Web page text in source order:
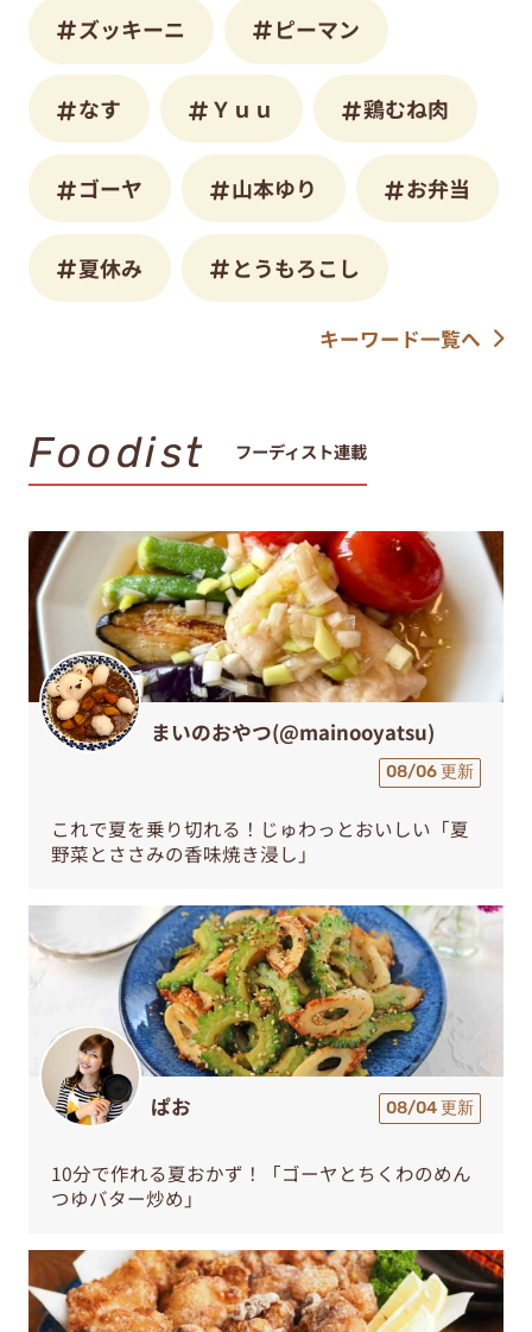
ズッキーニ ピーマン
なす Ｙｕｕ 鶏むね肉
ゴーヤ 山本ゆり お弁当
夏休み とうもろこし
キーワード一覧へ
Foodist フーディスト連載
まいのおやつ(@mainooyatsu)
08/06 更新
これで夏を乗り切れる！じゅわっとおいしい「夏
野菜とささみの香味焼き浸し」
ぱお 08/04 更新
10分で作れる夏おかず！「ゴーヤとちくわのめん
つゆバター炒め」